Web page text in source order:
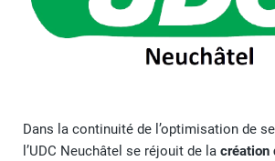
Dans la continuité de l’optimisation de
l’UDC Neuchâtel se réjouit de la création